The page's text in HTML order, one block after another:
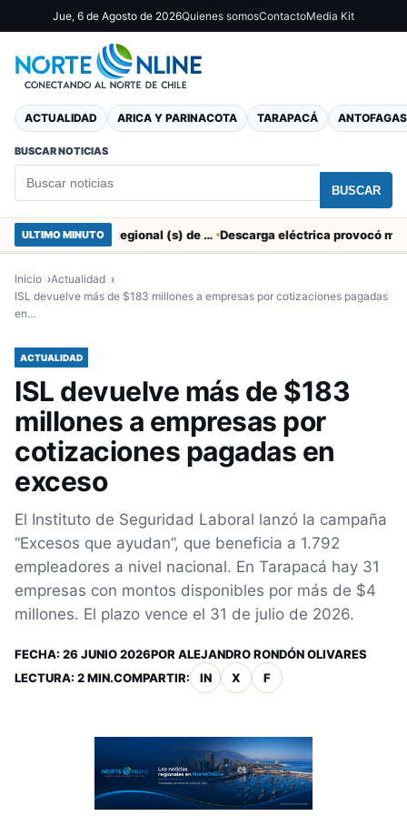
Jue, 6 de Agosto de 2026Quienes somosContactoMedia Kit
ACTUALIDAD ARICA Y PARINACOTA TARAPACÁ
BUSCAR NOTICIAS
BUSCAR
ULTIMO MINUTO SERNAC pidió la renuncia a Director Regional (s) de Arica por contratar solo a militantes del Gobierno
Inicio
Actualidad
ISL devuelve más de $183 millones a empresas por cotizaciones pagadas
en…
ACTUALIDAD
ISL devuelve más de $183
millones a empresas por
cotizaciones pagadas en
exceso
El Instituto de Seguridad Laboral lanzó la campaña
“Excesos que ayudan”, que beneficia a 1.792
empleadores a nivel nacional. En Tarapacá hay 31
empresas con montos disponibles por más de $4
millones. El plazo vence el 31 de julio de 2026.
FECHA: 26 JUNIO 2026POR ALEJANDRO RONDÓN OLIVARES
LECTURA: 2 MIN.COMPARTIR: IN X F